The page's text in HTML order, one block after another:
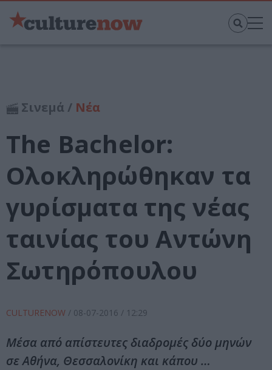
Σινεμά / Νέα
The Bachelor:
Ολοκληρώθηκαν τα
γυρίσματα της νέας
ταινίας του Αντώνη
Σωτηρόπουλου
CULTURENOW / 08-07-2016 / 12:29
Μέσα από απίστευτες διαδρομές δύο μηνών
σε Αθήνα, Θεσσαλονίκη και κάπου …